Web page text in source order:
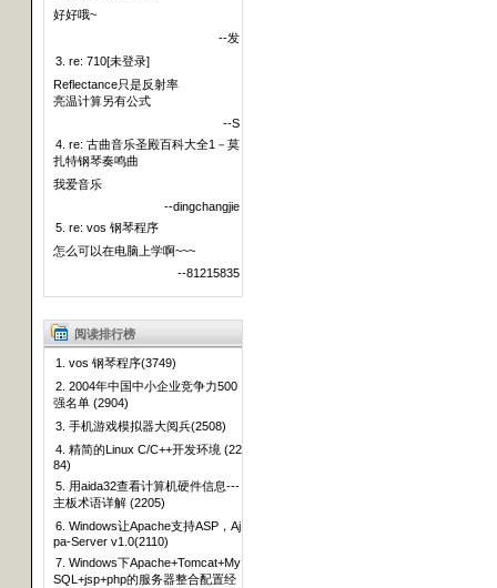
好好哦~
--发
3. re: 710[未登录]
Reflectance只是反射率
亮温计算另有公式
--S
4. re: 古曲音乐圣殿百科大全1－莫
扎特钢琴奏鸣曲
我爱音乐
--dingchangjie
5. re: vos 钢琴程序
怎么可以在电脑上学啊~~~
--81215835
阅读排行榜
1. vos 钢琴程序(3749)
2. 2004年中国中小企业竞争力500
强名单 (2904)
3. 手机游戏模拟器大阅兵(2508)
4. 精简的Linux C/C++开发环境 (22
84)
5. 用aida32查看计算机硬件信息---
主板术语详解 (2205)
6. Windows让Apache支持ASP，Aj
pa-Server v1.0(2110)
7. Windows下Apache+Tomcat+My
SQL+jsp+php的服务器整合配置经